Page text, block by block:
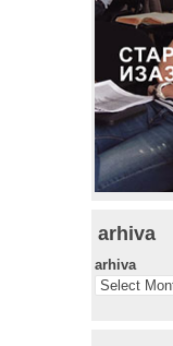
arhiva
arhiva